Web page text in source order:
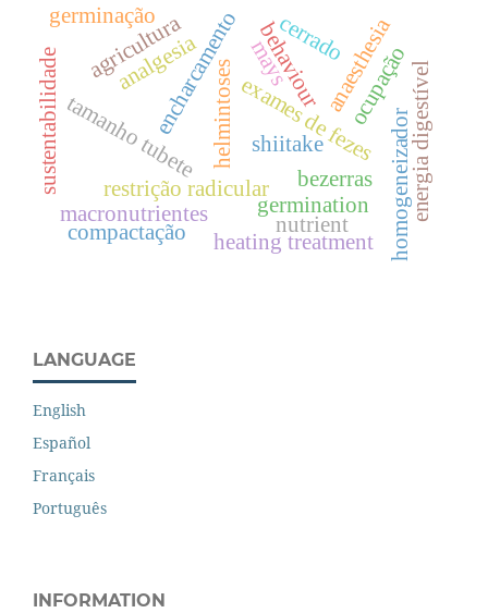
bezerras
exames de fezes
helmintoses
restrição radicular
encharcamento
tamanho tubete
anaesthesia
analgesia behaviour
homogeneizador
macronutrientes
cerrado
ocupação
agricultura
sustentabilidade energia digestível
heating treatment
germinação
germination
nutrient
compactação
shiitake
mays
LANGUAGE
English
Español
Français
Português
INFORMATION